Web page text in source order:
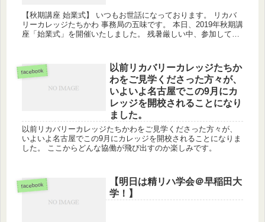
【秋期講座 始業式】 いつもお世話になっております。 リカバ
リーカレッジたちかわ 事務局の五味です。 本日、2019年秋期講
座「始業式」を開催いたしました。 残暑厳しい中、参加して頂
facebook
以前リカバリーカレッジたちか
わをご見学くださった方々が、
いよいよ名古屋でこの9月にカ
レッジを開校されることになり
ました。
以前リカバリーカレッジたちかわをご見学くださった方々が、
いよいよ名古屋でこの9月にカレッジを開校されることになりま
した。 ここからどんな協働が飛び出すのか楽しみです。
facebook
【明日は精リハ学会＠早稲田大
学！】